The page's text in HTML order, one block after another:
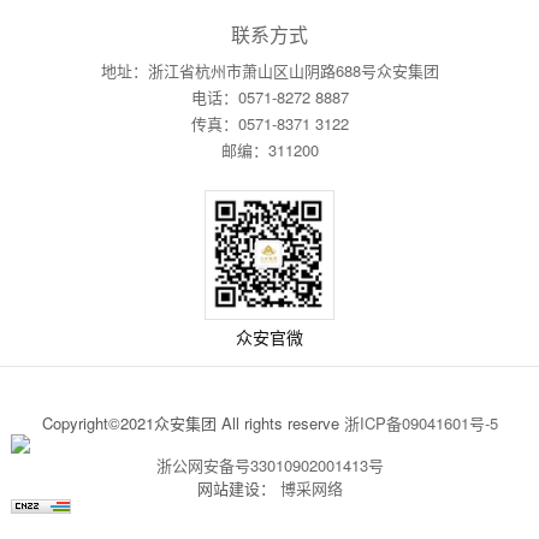
联系方式
地址：浙江省杭州市萧山区山阴路688号众安集团
电话：0571-8272 8887
传真：0571-8371 3122
邮编：311200
众安官微
Copyright©2021众安集团 All rights reserve浙ICP备09041601号-5
浙公网安备号33010902001413号
网站建设：
博采网络